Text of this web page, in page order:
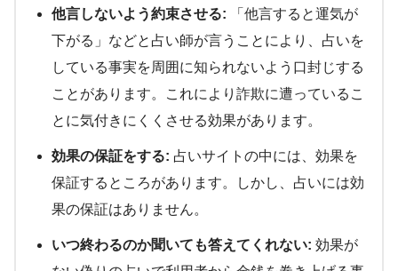
他言しないよう約束させる: 「他言すると運気が
下がる」などと占い師が言うことにより、占いを
している事実を周囲に知られないよう口封じする
ことがあります。これにより詐欺に遭っているこ
とに気付きにくくさせる効果があります。
効果の保証をする: 占いサイトの中には、効果を
保証するところがあります。しかし、占いには効
果の保証はありません。
いつ終わるのか聞いても答えてくれない: 効果が